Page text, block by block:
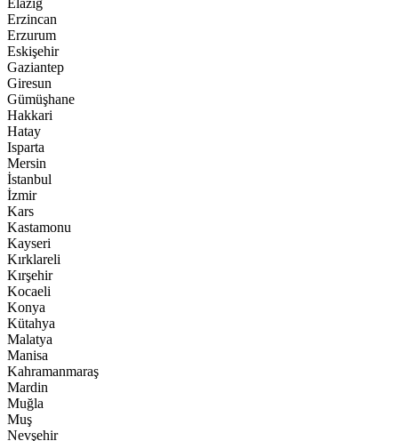
Elazığ
Erzincan
Erzurum
Eskişehir
Gaziantep
Giresun
Gümüşhane
Hakkari
Hatay
Isparta
Mersin
İstanbul
İzmir
Kars
Kastamonu
Kayseri
Kırklareli
Kırşehir
Kocaeli
Konya
Kütahya
Malatya
Manisa
Kahramanmaraş
Mardin
Muğla
Muş
Nevşehir